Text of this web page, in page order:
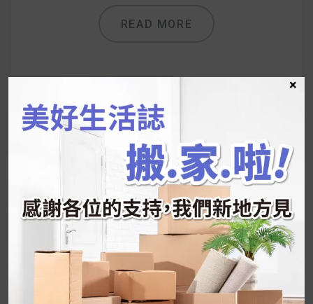
READ MORE
UrMart 為你打造理想生活
搜
×